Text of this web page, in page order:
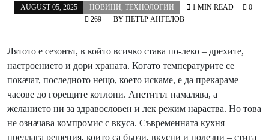
AUGUST 05, 2025 НОВИНИ, ТЕХНОЛОГИИ
BY ПЕТЪР АНГЕЛОВ
1 MIN READ
0
269
Лятото е сезонът, в който всичко става по-леко – дрехите,
настроението и дори храната. Когато температурите се
покачат, последното нещо, което искаме, е да прекараме
часове до горещите котлони. Апетитът намалява, а
желанието ни за здравословен и лек режим нараства. Но това
не означава компромис с вкуса. Съвременната кухня
предлага решения, които са бързи, вкусни и полезни – стига